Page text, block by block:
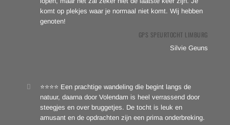
komt op plekjes waar je normaal niet komt. Wij hebben
genoten!
GPS SPEURTOCHT LIMBURG
Silvie Geuns
⭐⭐⭐⭐ Een prachtige wandeling die begint langs de
natuur, daarna door Volendam is heel verrassend door
steegjes en over bruggetjes. De tocht is leuk en
amusant en de opdrachten zijn een prima onderbreking.